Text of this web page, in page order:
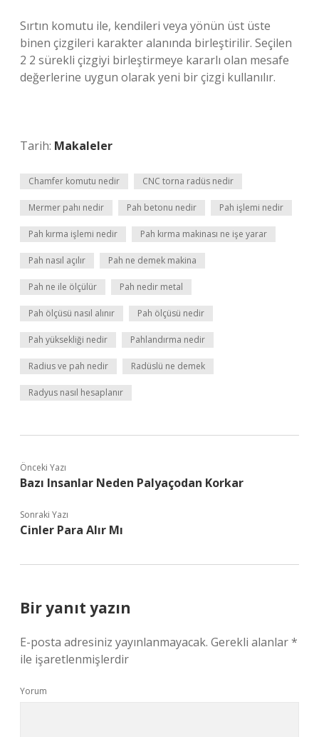
Sırtın komutu ile, kendileri veya yönün üst üste
binen çizgileri karakter alanında birleştirilir. Seçilen
2 2 sürekli çizgiyi birleştirmeye kararlı olan mesafe
değerlerine uygun olarak yeni bir çizgi kullanılır.
Tarih: Makaleler
Chamfer komutu nedir CNC torna radüs nedir
Mermer pahı nedir Pah betonu nedir Pah işlemi nedir
Pah kırma işlemi nedir Pah kırma makinası ne işe yarar
Pah nasıl açılır Pah ne demek makina
Pah ne ile ölçülür Pah nedir metal
Pah ölçüsü nasıl alınır Pah ölçüsü nedir
Pah yüksekliği nedir Pahlandırma nedir
Radius ve pah nedir Radüslü ne demek
Radyus nasıl hesaplanır
Önceki Yazı
Bazı Insanlar Neden Palyaçodan Korkar
Sonraki Yazı
Cinler Para Alır Mı
Bir yanıt yazın
E-posta adresiniz yayınlanmayacak. Gerekli alanlar*
ile işaretlenmişlerdir
Yorum